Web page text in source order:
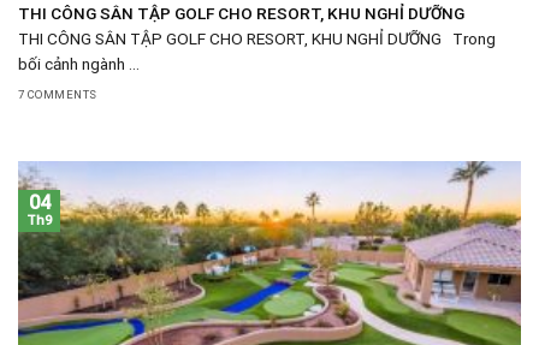
THI CÔNG SÂN TẬP GOLF CHO RESORT, KHU NGHỈ DƯỠNG
THI CÔNG SÂN TẬP GOLF CHO RESORT, KHU NGHỈ DƯỠNG Trong
bối cảnh ngành ...
7 COMMENTS
04
Th9